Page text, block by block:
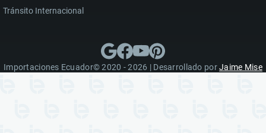
Tránsito Internacional
Importaciones Ecuador© 2020 - 2026 | Desarrollado porJaime Mise